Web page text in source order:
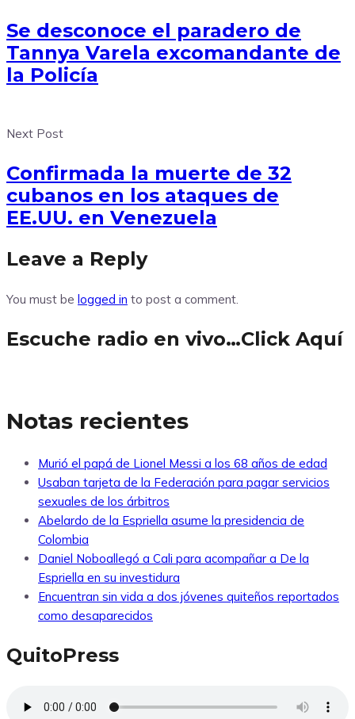
Se desconoce el paradero de
Tannya Varela excomandante de
la Policía
Next Post
Confirmada la muerte de 32
cubanos en los ataques de
EE.UU. en Venezuela
Leave a Reply
You must be logged in to post a comment.
Escuche radio en vivo…Click Aquí
Notas recientes
Murió el papá de Lionel Messi a los 68 años de edad
Usaban tarjeta de la Federación para pagar servicios
sexuales de los árbitros
Abelardo de la Espriella asume la presidencia de
Colombia
Daniel Noboallegó a Cali para acompañar a De la
Espriella en su investidura
Encuentran sin vida a dos jóvenes quiteños reportados
como desaparecidos
QuitoPress